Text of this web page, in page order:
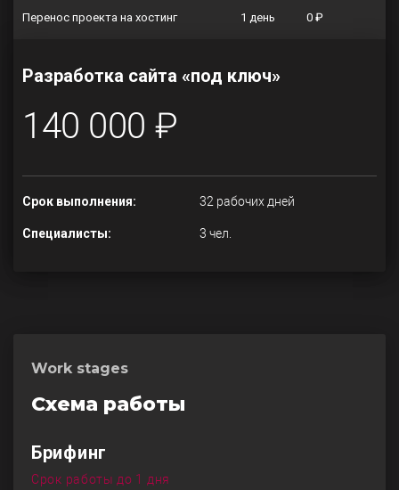
Перенос проекта на хостинг 1 день 0 ₽
Разработка сайта «под ключ»
140 000 ₽
Срок выполнения: 32 рабочих дней
Специалисты: 3 чел.
Work stages
Схема работы
Брифинг
Срок работы до 1 дня